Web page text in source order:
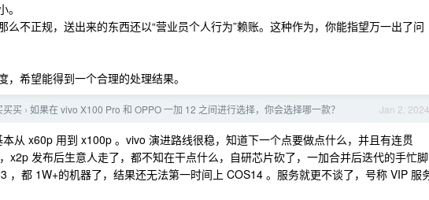
么不正规，送出来的东西还以“营业员个人行为”赖账。这种作为，你能指望万一出了问
希望能得到一个合理的处理结果。
Jan 2, 2024
买买 › 如果在 vivo X100 Pro 和 OPPO 一加 12 之间进行选择，你会选择哪一款？
从 x60p 用到 x100p 。vivo 演进路线很稳，知道下一个点要做点什么，并且有连贯
x2p 发布后生意人走了，都不知在干点什么，自研芯片砍了，一加合并后迭代的手忙脚
，都 1W+的机器了，结果还无法第一时间上 COS14 。服务就更不谈了，号称 VIP 服